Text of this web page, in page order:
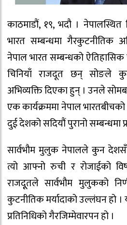
काठमाडौं, १९, भदौ ।
भारत सम्बन्धमा गैरकुटनीतिक
नेपाल भारत सम्बन्धको
चिनियाँ राजदूत छन् सोङले
अभिव्यक्ति दिएका हुन् । उनले
एक कार्यक्रममा नेपाल
दुई देशको सदियौं पुरानो सम्बन्धमा
सार्वभौम मुलुक नेपालले कुन
त्यो आफ्नो रुची र रोजाईको
राजदूूतले सार्वभौम मुलुकको
कुटनीतिक मर्यादाको उल्लंघन हो ।
प्रतिनिधिको गैरजिम्मेवारपन हो ।